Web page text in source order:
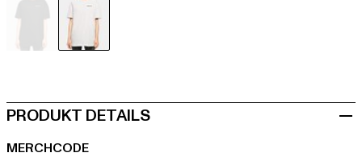
PRODUKT DETAILS
MERCHCODE